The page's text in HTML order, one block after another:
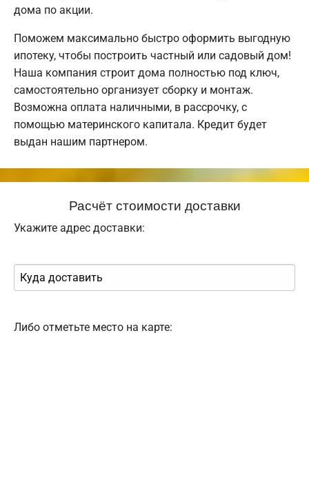
дома по акции.
Поможем максимально быстро оформить выгодную
ипотеку, чтобы построить частный или садовый дом!
Наша компания строит дома полностью под ключ,
самостоятельно организует сборку и монтаж.
Возможна оплата наличными, в рассрочку, с
помощью материнского капитала. Кредит будет
выдан нашим партнером.
Расчёт стоимости доставки
Укажите адрес доставки:
Либо отметьте место на карте: